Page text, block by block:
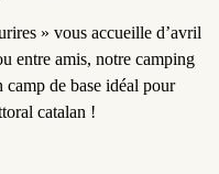
» vous accueille d’avril
entre amis, notre camping
camp de base idéal pour
catalan !